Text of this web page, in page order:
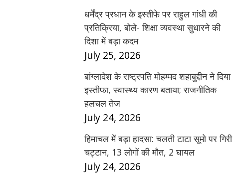
धर्मेंद्र प्रधान के इस्तीफे पर राहुल गांधी की
प्रतिक्रिया, बोले- शिक्षा व्यवस्था सुधारने की
दिशा में बड़ा कदम
July 25, 2026
बांग्लादेश के राष्ट्रपति मोहम्मद शहाबुद्दीन ने दिया
इस्तीफा, स्वास्थ्य कारण बताया; राजनीतिक
हलचल तेज
July 24, 2026
हिमाचल में बड़ा हादसा: चलती टाटा सूमो पर गिरी
चट्टान, 13 लोगों की मौत, 2 घायल
July 24, 2026